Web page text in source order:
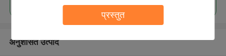
प्रस्तुत
अनुशंसित उत्पाद